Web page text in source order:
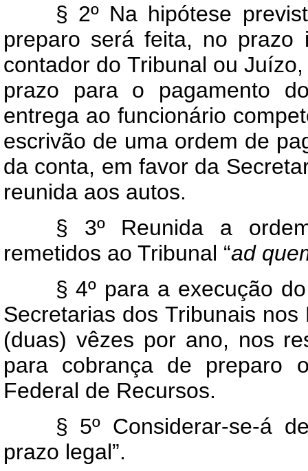
§ 2º Na hipótese
preparo será feita, no prazo
contador do Tribunal ou
prazo para o pagamento
entrega ao funcionário
escrivão de uma ordem de
da conta, em favor da
reunida aos autos.
§ 3º Reunida a
remetidos ao Tribunal “ad
§ 4º para a execução
Secretarias dos Tribunais
(duas) vêzes por ano, nos
para cobrança de preparo
Federal de Recursos.
§ 5º Considerar-se-á
prazo legal”.